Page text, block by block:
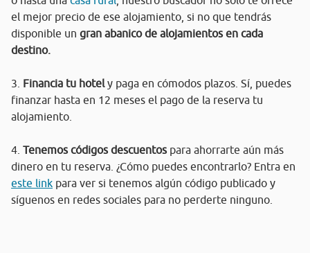
el mejor precio de ese alojamiento, si no que tendrás
disponible un gran abanico de alojamientos en cada
destino.
3. Financia tu hotely paga en cómodos plazos. Sí, puedes
finanzar hasta en 12 meses el pago de la reserva tu
alojamiento.
4. Tenemos códigos descuentos para ahorrarte aún más
dinero en tu reserva. ¿Cómo puedes encontrarlo? Entra en
este link para ver si tenemos algún código publicado y
síguenos en redes sociales para no perderte ninguno.